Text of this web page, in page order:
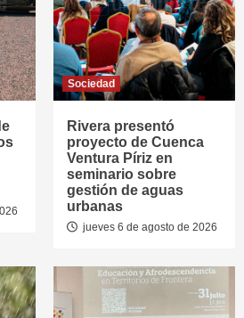
Sociedad
Rivera presentó
proyecto de Cuenca
Ventura Píriz en
seminario sobre
gestión de aguas
urbanas
jueves 6 de agosto de 2026